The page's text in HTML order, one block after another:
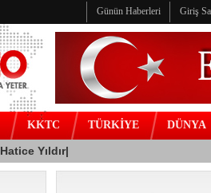
Günün Haberleri Giriş
KKTC TÜRKİYE DÜNYA